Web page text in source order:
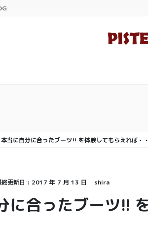
本当に自分に合ったブーツ!! を体験してもらえれば・
更新日 : 2017 年 7 月 13 日 shira
に合ったブーツ!!